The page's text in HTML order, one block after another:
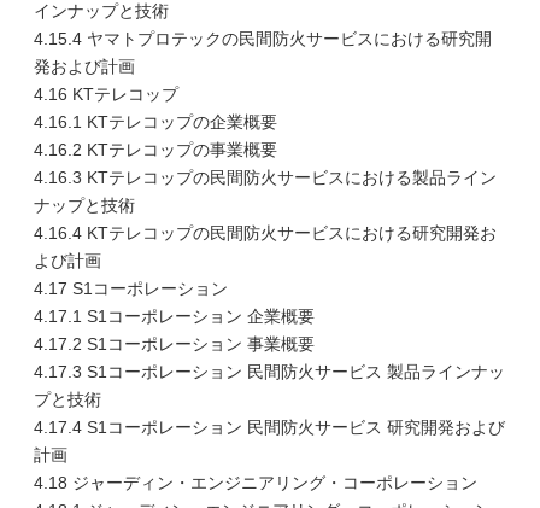
インナップと技術
4.15.4 ヤマトプロテックの民間防火サービスにおける研究開
発および計画
4.16 KTテレコップ
4.16.1 KTテレコップの企業概要
4.16.2 KTテレコップの事業概要
4.16.3 KTテレコップの民間防火サービスにおける製品ライン
ナップと技術
4.16.4 KTテレコップの民間防火サービスにおける研究開発お
よび計画
4.17 S1コーポレーション
4.17.1 S1コーポレーション 企業概要
4.17.2 S1コーポレーション 事業概要
4.17.3 S1コーポレーション 民間防火サービス 製品ラインナッ
プと技術
4.17.4 S1コーポレーション 民間防火サービス 研究開発および
計画
4.18 ジャーディン・エンジニアリング・コーポレーション